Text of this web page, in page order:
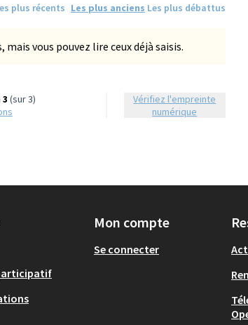
plus récents Les plus anciens Les plus débattus
vous pouvez lire ceux déjà saisis.
(sur 3)
Vérifiez l'empreinte
numérique
Mon compte
Se connecter